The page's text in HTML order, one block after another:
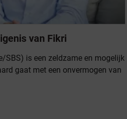
van Fikri
is een zeldzame en mogelijk
gaat met een onvermogen van